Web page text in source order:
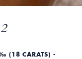
(18 CARATS) -